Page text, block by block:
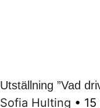
Utställning ”Vad
Sofia Hulting •